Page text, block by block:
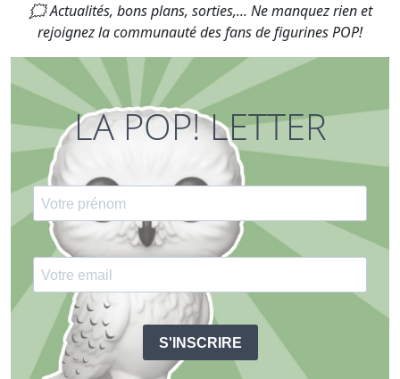
🗯 Actualités, bons plans, sorties,... Ne manquez rien et
rejoignez la communauté des fans de figurines POP!
LA POP! LETTER
S'INSCRIRE